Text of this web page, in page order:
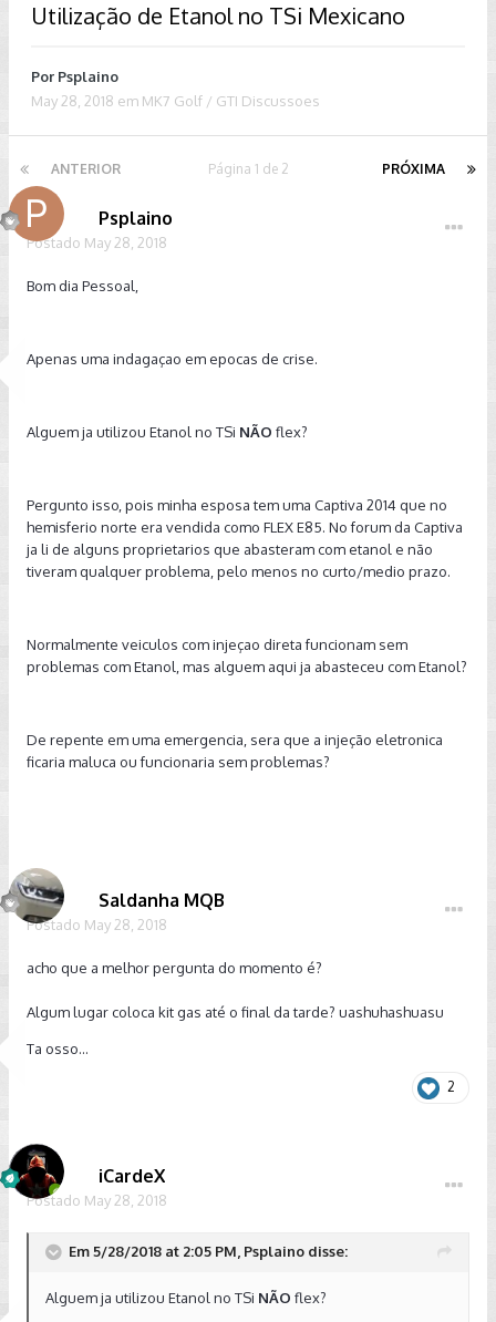
Utilização de Etanol no TSi Mexicano
Por Psplaino
May 28, 2018 em MK7 Golf / GTI Discussoes
ANTERIOR PRÓXIMA
Página 1 de 2
Psplaino
Postado May 28, 2018
Bom dia Pessoal,
Apenas uma indagaçao em epocas de crise.
Alguem ja utilizou Etanol no TSi NÃO flex?
Pergunto isso, pois minha esposa tem uma Captiva 2014 que no
hemisferio norte era vendida como FLEX E85. No forum da Captiva
ja li de alguns proprietarios que abasteram com etanol e não
tiveram qualquer problema, pelo menos no curto/medio prazo.
Normalmente veiculos com injeçao direta funcionam sem
problemas com Etanol, mas alguem aqui ja abasteceu com Etanol?
De repente em uma emergencia, sera que a injeção eletronica
ficaria maluca ou funcionaria sem problemas?
Saldanha MQB
Postado May 28, 2018
acho que a melhor pergunta do momento é?
Algum lugar coloca kit gas até o final da tarde? uashuhashuasu
Ta osso...
2
iCardeX
Postado May 28, 2018
Em 5/28/2018 at 2:05 PM, Psplaino disse:
Alguem ja utilizou Etanol no TSi NÃO flex?